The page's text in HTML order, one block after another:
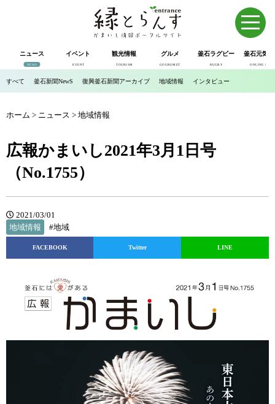
ニュース
NEWS
イベント
EVENT
観光情報
TOURISM
グルメ
GOURUMET
釜石ラグビー
RUGBY
釜石元気
ONLINE SHOP
すべて 釜石新聞NewS 復興釜石新聞アーカイブ 地域情報 インタビュー
ホーム > ニュース > 地域情報
広報かまいし2021年3月1日号
（No.1755）
2021/03/01
地域情報
#地域
FACEBOOK Twitter LINE